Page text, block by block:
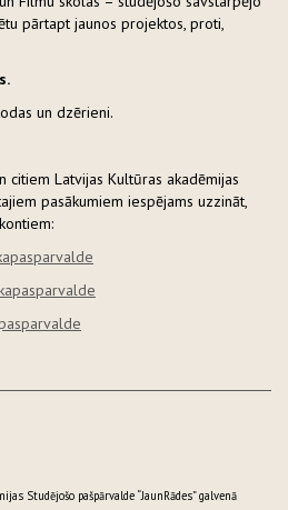
pārtapt jaunos projektos, proti,
un dzērieni.
citiem Latvijas Kultūras akadēmijas
pasākumiem iespējams uzzināt,
Studējošo pašpārvalde “JaunRādes” galvenā